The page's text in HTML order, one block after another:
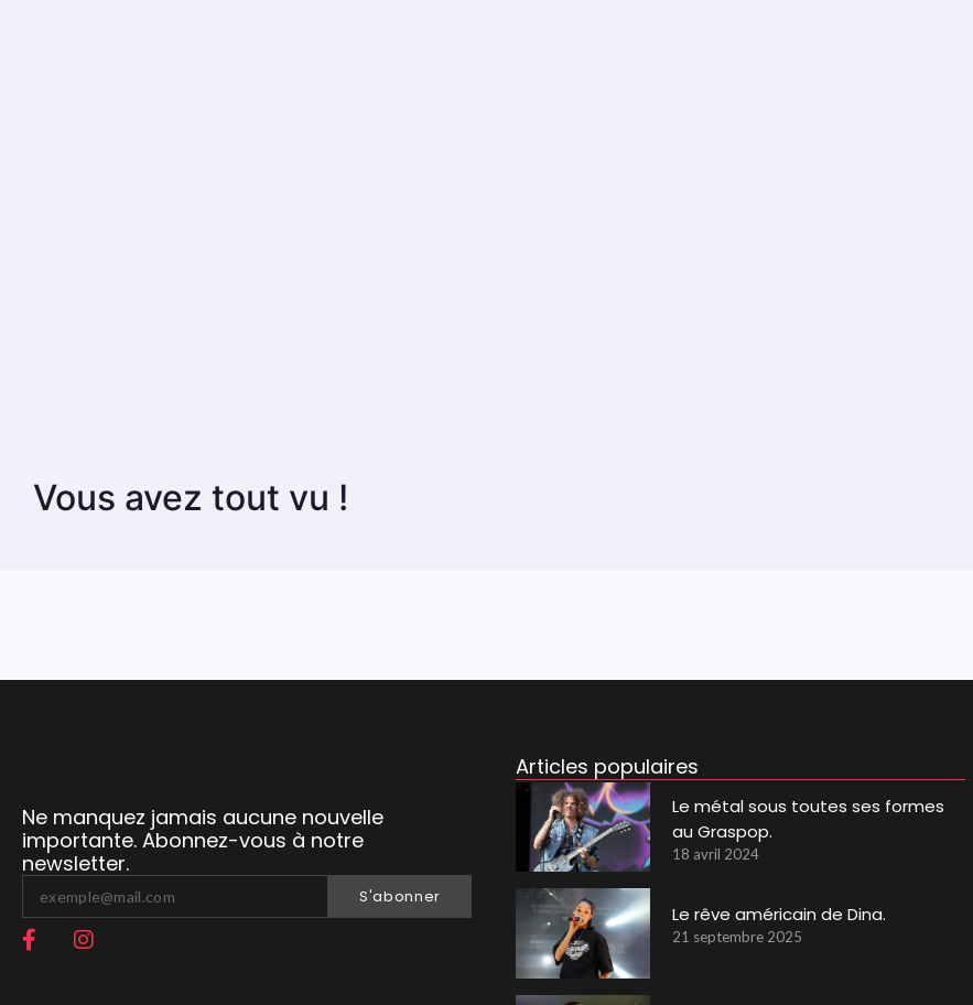
Vous avez tout vu !
Ne manquez jamais aucune nouvelle
importante. Abonnez-vous à notre
newsletter.
S'abonner
Articles populaires
Le métal sous toutes ses formes
au Graspop.
18 avril 2024
Le rêve américain de Dina.
21 septembre 2025